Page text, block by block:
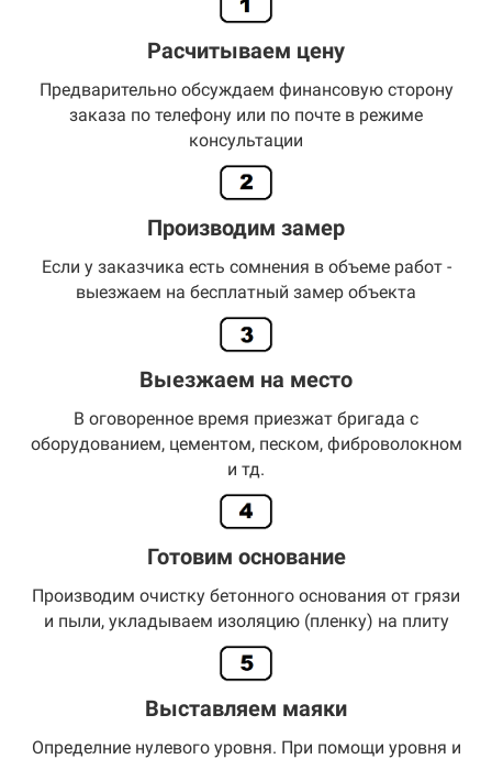
Расчитываем цену
Предварительно обсуждаем финансовую сторону
заказа по телефону или по почте в режиме
консультации
Производим замер
Если у заказчика есть сомнения в объеме работ -
выезжаем на бесплатный замер объекта
Выезжаем на место
В оговоренное время приезжат бригада с
оборудованием, цементом, песком, фиброволокном
и тд.
Готовим основание
Производим очистку бетонного основания от грязи
и пыли, укладываем изоляцию (пленку) на плиту
Выставляем маяки
Определние нулевого уровня. При помощи уровня и